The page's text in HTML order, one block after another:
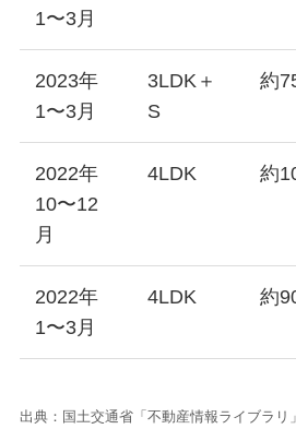
1〜3月
2023年
1〜3月
3LDK＋
S
約
2022年
10〜12
月
4LDK 約
2022年
1〜3月
4LDK 約
出典：国土交通省「不動産情報ライブラリ